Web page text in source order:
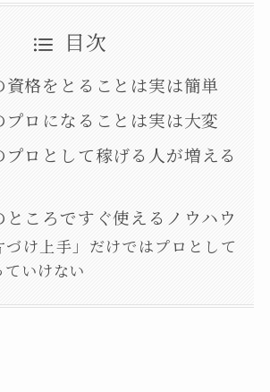
目次
資格をとることは実は簡単
プロになることは実は大変
プロとして稼げる人が増える
ところですぐ使えるノウハウ
づけ上手」だけではプロとして
ていけない